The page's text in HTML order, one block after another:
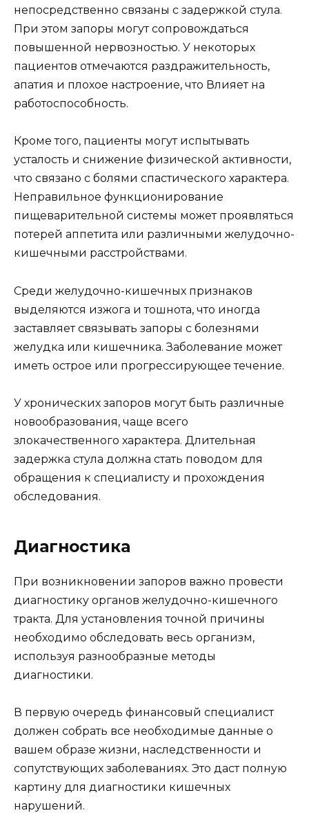
непосредственно связаны с задержкой стула.
При этом запоры могут сопровождаться
повышенной нервозностью. У некоторых
пациентов отмечаются раздражительность,
апатия и плохое настроение, что Влияет на
работоспособность.
Кроме того, пациенты могут испытывать
усталость и снижение физической активности,
что связано с болями спастического характера.
Неправильное функционирование
пищеварительной системы может проявляться
потерей аппетита или различными желудочно-
кишечными расстройствами.
Среди желудочно-кишечных признаков
выделяются изжога и тошнота, что иногда
заставляет связывать запоры с болезнями
желудка или кишечника. Заболевание может
иметь острое или прогрессирующее течение.
У хронических запоров могут быть различные
новообразования, чаще всего
злокачественного характера. Длительная
задержка стула должна стать поводом для
обращения к специалисту и прохождения
обследования.
Диагностика
При возникновении запоров важно провести
диагностику органов желудочно-кишечного
тракта. Для установления точной причины
необходимо обследовать весь организм,
используя разнообразные методы
диагностики.
В первую очередь финансовый специалист
должен собрать все необходимые данные о
вашем образе жизни, наследственности и
сопутствующих заболеваниях. Это даст полную
картину для диагностики кишечных
нарушений.